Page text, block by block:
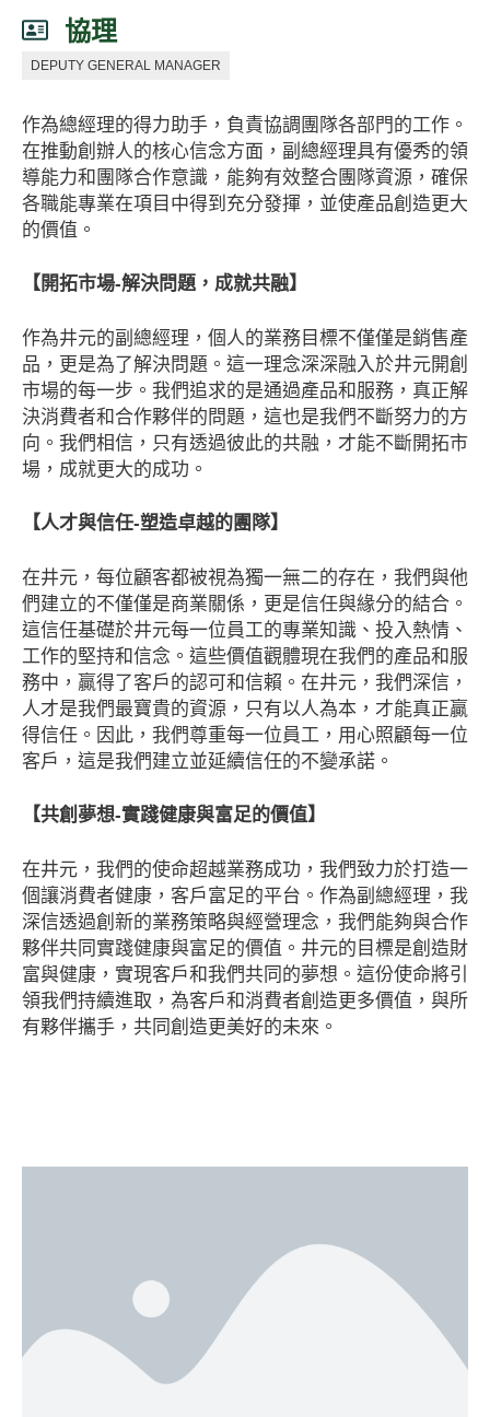
協理
DEPUTY GENERAL MANAGER
作為總經理的得力助手，負責協調團隊各部門的工作。
在推動創辦人的核心信念方面，副總經理具有優秀的領
導能力和團隊合作意識，能夠有效整合團隊資源，確保
各職能專業在項目中得到充分發揮，並使產品創造更大
的價值。
【開拓市場-解決問題，成就共融】
作為井元的副總經理，個人的業務目標不僅僅是銷售產
品，更是為了解決問題。這一理念深深融入於井元開創
市場的每一步。我們追求的是通過產品和服務，真正解
決消費者和合作夥伴的問題，這也是我們不斷努力的方
向。我們相信，只有透過彼此的共融，才能不斷開拓市
場，成就更大的成功。
【人才與信任-塑造卓越的團隊】
在井元，每位顧客都被視為獨一無二的存在，我們與他
們建立的不僅僅是商業關係，更是信任與緣分的結合。
這信任基礎於井元每一位員工的專業知識、投入熱情、
工作的堅持和信念。這些價值觀體現在我們的產品和服
務中，贏得了客戶的認可和信賴。在井元，我們深信，
人才是我們最寶貴的資源，只有以人為本，才能真正贏
得信任。因此，我們尊重每一位員工，用心照顧每一位
客戶，這是我們建立並延續信任的不變承諾。
【共創夢想-實踐健康與富足的價值】
在井元，我們的使命超越業務成功，我們致力於打造一
個讓消費者健康，客戶富足的平台。作為副總經理，我
深信透過創新的業務策略與經營理念，我們能夠與合作
夥伴共同實踐健康與富足的價值。井元的目標是創造財
富與健康，實現客戶和我們共同的夢想。這份使命將引
領我們持續進取，為客戶和消費者創造更多價值，與所
有夥伴攜手，共同創造更美好的未來。